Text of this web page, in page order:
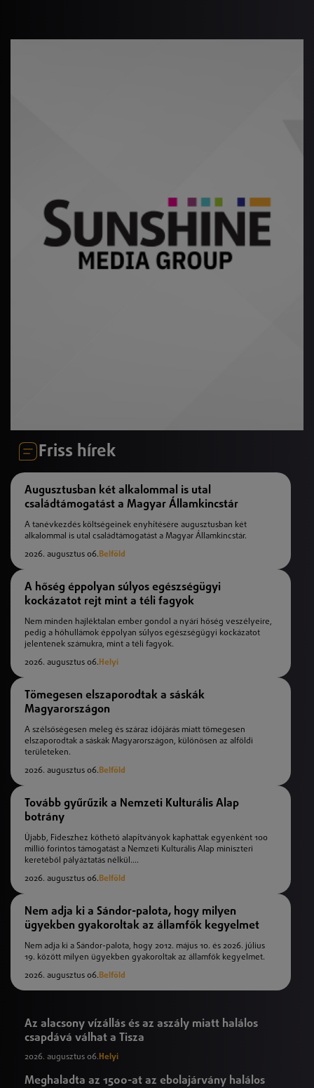
Friss hírek
Augusztusban két alkalommal is utal
családtámogatást a Magyar Államkincstár
A tanévkezdés költségeinek enyhítésére augusztusban két
alkalommal is utal családtámogatást a Magyar Államkincstár.
2026. augusztus 06.Belföld
A hőség éppolyan súlyos egészségügyi
kockázatot rejt mint a téli fagyok
Nem minden hajléktalan ember gondol a nyári hőség veszélyeire,
pedig a hőhullámok éppolyan súlyos egészségügyi kockázatot
jelentenek számukra, mint a téli fagyok.
2026. augusztus 06. Helyi
Tömegesen elszaporodtak a sáskák
Magyarországon
A szélsőségesen meleg és száraz időjárás miatt tömegesen
elszaporodtak a sáskák Magyarországon, különösen az alföldi
területeken.
2026. augusztus 06.Belföld
Tovább gyűrűzik a Nemzeti Kulturális Alap
botrány
Újabb, Fideszhez köthető alapítványok kaphattak egyenként 100
millió forintos támogatást a Nemzeti Kulturális Alap miniszteri
keretéből pályáztatás nélkül....
2026. augusztus 06.Belföld
Nem adja ki a Sándor-palota, hogy milyen
ügyekben gyakoroltak az államfők kegyelmet
Nem adja ki a Sándor-palota, hogy 2012. május 10. és 2026. július
19. között milyen ügyekben gyakoroltak az államfők kegyelmet.
2026. augusztus 06.Belföld
Az alacsony vízállás és az aszály miatt halálos
csapdává válhat a Tisza
2026. augusztus 06. Helyi
Meghaladta az 1500-at az ebolajárvány halálos